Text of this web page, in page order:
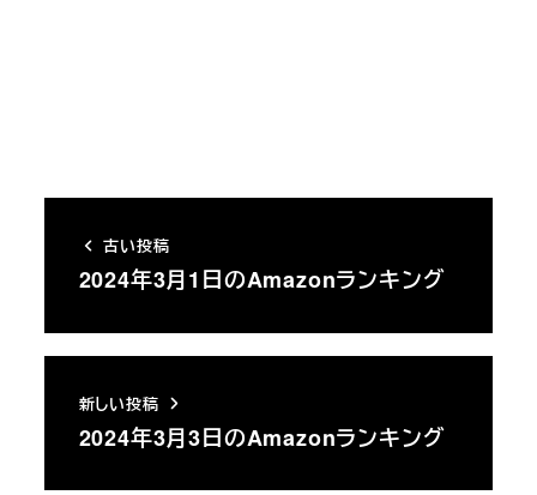
古い投稿
2024年3月1日のAmazonランキング
新しい投稿
2024年3月3日のAmazonランキング